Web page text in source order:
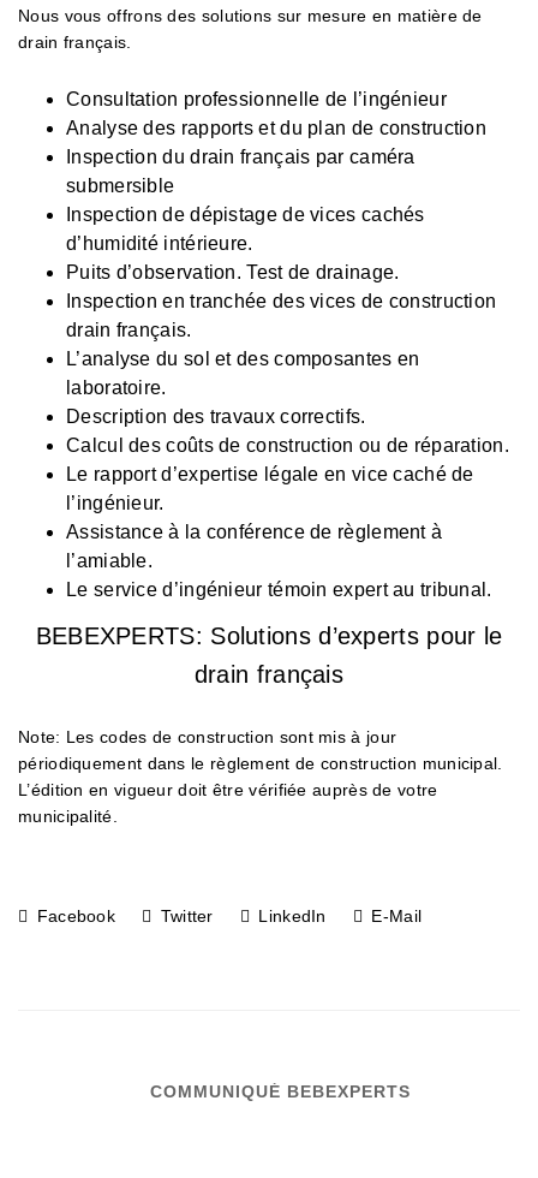
Nous vous offrons des solutions sur mesure en matière de
drain français.
Consultation professionnelle de l’ingénieur
Analyse des rapports et du plan de construction
Inspection du drain français par caméra
submersible
Inspection de dépistage de vices cachés
d’humidité intérieure.
Puits d’observation. Test de drainage.
Inspection en tranchée des vices de construction
drain français.
L’analyse du sol et des composantes en
laboratoire.
Description des travaux correctifs.
Calcul des coûts de construction ou de réparation.
Le rapport d’expertise légale en vice caché de
l’ingénieur.
Assistance à la conférence de règlement à
l’amiable.
Le service d’ingénieur témoin expert au tribunal.
BEBEXPERTS: Solutions d’experts pour le
drain français
Note: Les codes de construction sont mis à jour
périodiquement dans le règlement de construction municipal.
L’édition en vigueur doit être vérifiée auprès de votre
municipalité.
Facebook Twitter LinkedIn E-Mail
COMMUNIQUÉ BEBEXPERTS